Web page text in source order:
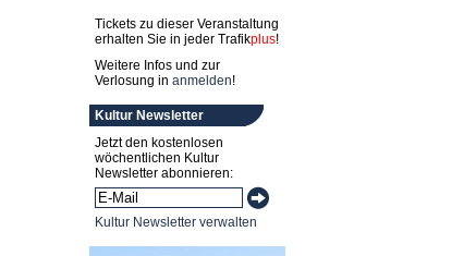
Tickets zu dieser Veranstaltung
erhalten Sie in jeder Trafikplus!
Weitere Infos und zur
Verlosung in anmelden!
Kultur Newsletter
Jetzt den kostenlosen
wöchentlichen Kultur
Newsletter abonnieren:
Kultur Newsletter verwalten